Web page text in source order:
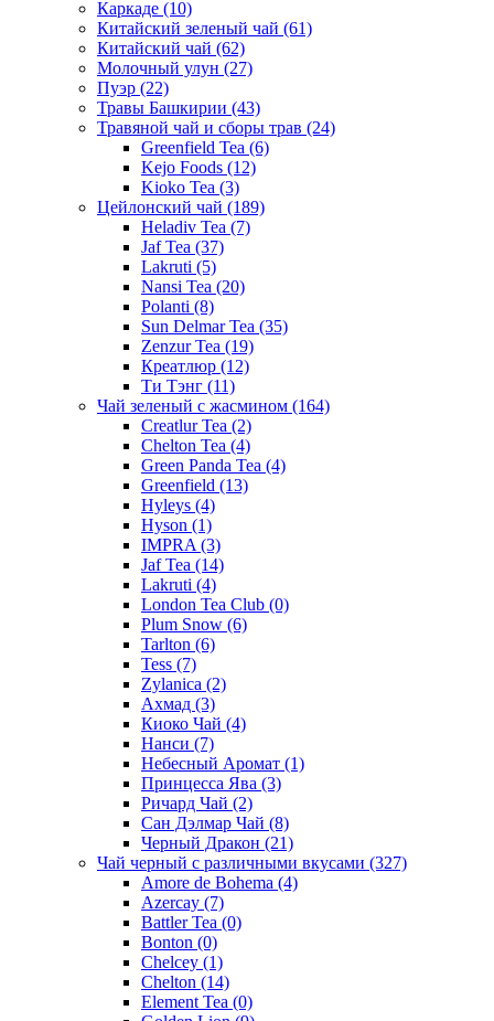
Каркаде (10)
Китайский зеленый чай (61)
Китайский чай (62)
Молочный улун (27)
Пуэр (22)
Травы Башкирии (43)
Травяной чай и сборы трав (24)
Greenfield Tea (6)
Kejo Foods (12)
Kioko Tea (3)
Цейлонский чай (189)
Heladiv Tea (7)
Jaf Tea (37)
Lakruti (5)
Nansi Tea (20)
Polanti (8)
Sun Delmar Tea (35)
Zenzur Tea (19)
Креатлюр (12)
Ти Тэнг (11)
Чай зеленый с жасмином (164)
Creatlur Tea (2)
Chelton Tea (4)
Green Panda Tea (4)
Greenfield (13)
Hyleys (4)
Hyson (1)
IMPRA (3)
Jaf Tea (14)
Lakruti (4)
London Tea Club (0)
Plum Snow (6)
Tarlton (6)
Tess (7)
Zylanica (2)
Ахмад (3)
Киоко Чай (4)
Нанси (7)
Небесный Аромат (1)
Принцесса Ява (3)
Ричард Чай (2)
Сан Дэлмар Чай (8)
Черный Дракон (21)
Чай черный с различными вкусами (327)
Amore de Bohema (4)
Azercay (7)
Battler Tea (0)
Bonton (0)
Chelcey (1)
Chelton (14)
Element Tea (0)